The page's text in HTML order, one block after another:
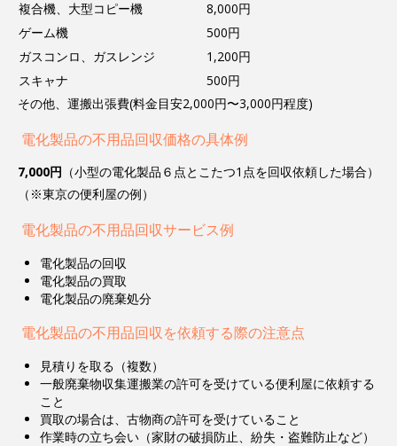
複合機、大型コピー機
8,000円
ゲーム機
500円
ガスコンロ、ガスレンジ
1,200円
スキャナ
500円
その他、運搬出張費(料金目安2,000円〜3,000円程度)
電化製品の不用品回収価格の具体例
7,000円 （小型の電化製品６点とこたつ1点を回収依頼した場合）
（※東京の便利屋の例）
電化製品の不用品回収サービス例
電化製品の回収
電化製品の買取
電化製品の廃棄処分
電化製品の不用品回収を依頼する際の注意点
見積りを取る（複数）
一般廃棄物収集運搬業の許可を受けている便利屋に依頼する
こと
買取の場合は、古物商の許可を受けていること
作業時の立ち会い（家財の破損防止、紛失・盗難防止など）